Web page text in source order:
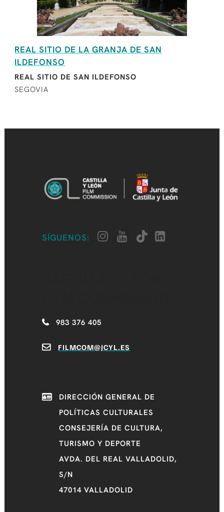
REAL SITIO DE LA GRANJA DE SAN
ILDEFONSO
REAL SITIO DE SAN ILDEFONSO
SEGOVIA
SÍGUENOS:
983 376 405
FILMCOM@JCYL.ES
DIRECCIÓN GENERAL DE
POLÍTICAS CULTURALES
CONSEJERÍA DE CULTURA,
TURISMO Y DEPORTE
AVDA. DEL REAL VALLADOLID,
S/N
47014 VALLADOLID